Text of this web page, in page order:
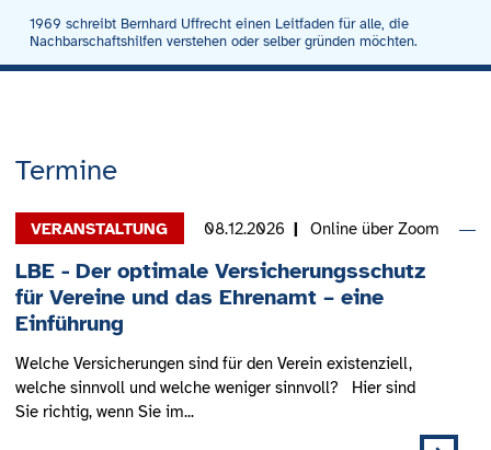
1969 schreibt Bernhard Uffrecht einen Leitfaden für alle, die
Nachbarschaftshilfen verstehen oder selber gründen möchten.
Termine
LBE - Der optimale Versicherungsschutz
für Vereine und das Ehrenamt – eine
Einführung
Welche Versicherungen sind für den Verein existenziell,
welche sinnvoll und welche weniger sinnvoll? Hier sind
Sie richtig, wenn Sie im...
08.12.2026 Online über Zoom